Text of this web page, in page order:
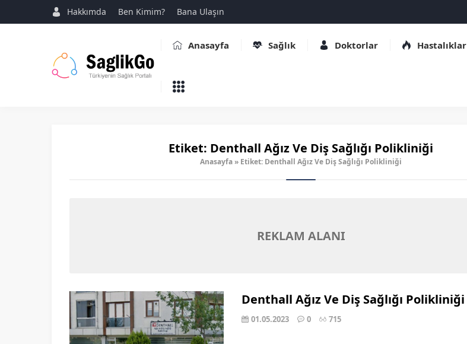
Hakkımda Ben Kimim? Bana Ulaşın
Anasayfa Sağlık Doktorlar Hastalıklar
Etiket: Denthall Ağız Ve Diş Sağlığı Polikliniği
Anasayfa» Etiket: Denthall Ağız Ve Diş Sağlığı Polikliniği
REKLAM ALANI
Denthall Ağız Ve Diş Sağlığı Polikliniği
01.05.2023 0 715